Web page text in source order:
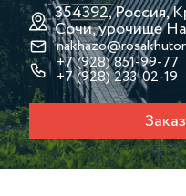
354392, Россия,
Сочи, урочище
+7 (928) 851-99-77
+7 (928) 233-02-19